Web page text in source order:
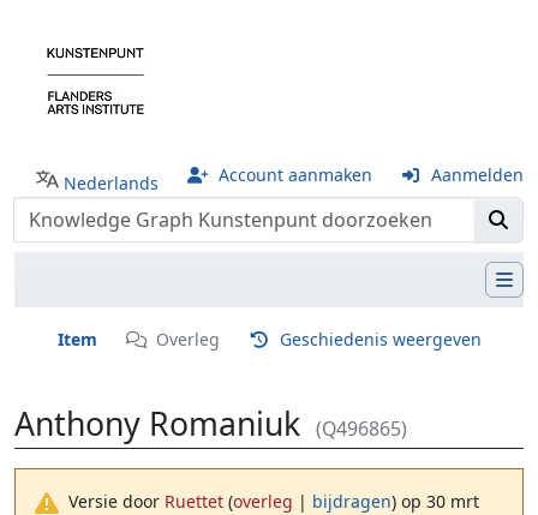
Nederlands Account aanmaken Aanmelden
Item Overleg Geschiedenis weergeven
Anthony Romaniuk (Q496865)
Versie door Ruettet (overleg | bijdragen) op 30 mrt